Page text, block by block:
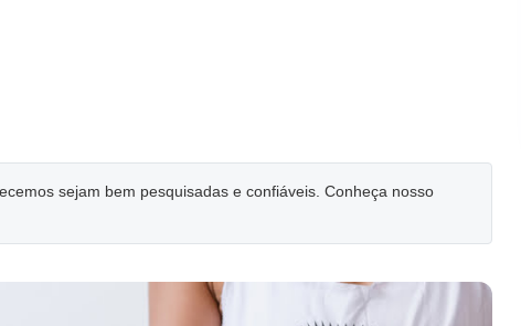
sejam bem pesquisadas e confiáveis. Conheça nosso